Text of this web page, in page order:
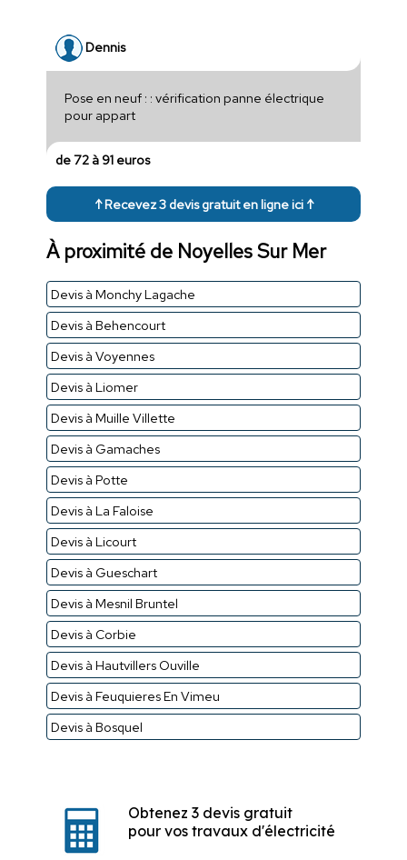
Dennis
Pose en neuf : : vérification panne électrique
pour appart
de 72 à 91 euros
↑ Recevez 3 devis gratuit en ligne ici ↑
À proximité de Noyelles Sur Mer
Devis à Monchy Lagache
Devis à Behencourt
Devis à Voyennes
Devis à Liomer
Devis à Muille Villette
Devis à Gamaches
Devis à Potte
Devis à La Faloise
Devis à Licourt
Devis à Gueschart
Devis à Mesnil Bruntel
Devis à Corbie
Devis à Hautvillers Ouville
Devis à Feuquieres En Vimeu
Devis à Bosquel
Obtenez 3 devis gratuit
pour vos travaux d'électricité